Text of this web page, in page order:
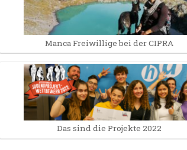
Manca Freiwillige bei der CIPRA
Das sind die Projekte 2022